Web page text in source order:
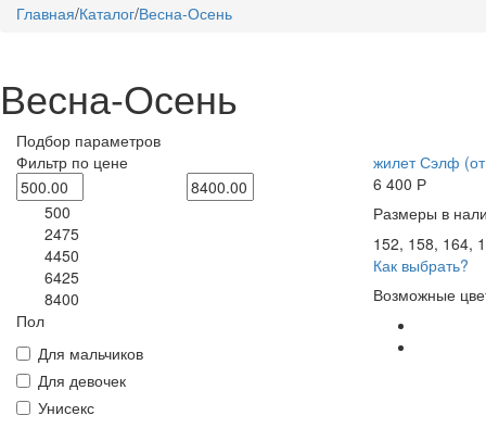
Главная/Каталог/Весна-Осень
Весна-Осень
Подбор параметров
Фильтр по цене
500
2475
4450
6425
8400
Пол
Для мальчиков
Для девочек
Унисекс
жилет Сэлф
6 400 Р
Размеры в
152, 158, 164,
Как выбрать?
Возможные